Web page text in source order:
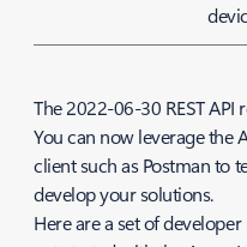
The 2022-06-30 REST
You can now leverage the
client such as Postman to
develop your solutions.
Here are a set of